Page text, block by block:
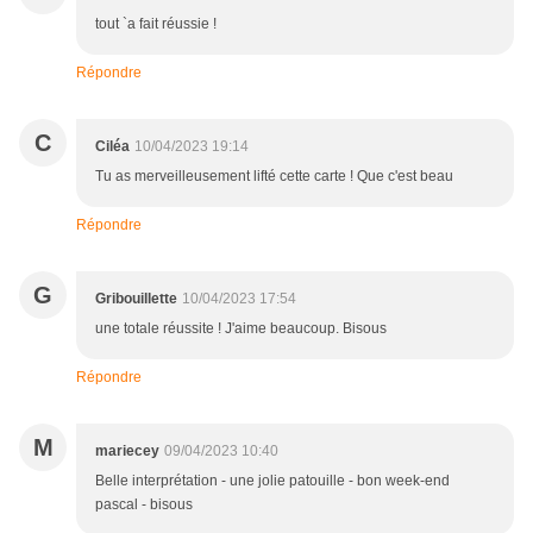
tout `a fait réussie !
Répondre
C Ciléa 10/04/2023 19:14
Tu as merveilleusement lifté cette carte ! Que c'est beau
Répondre
G Gribouillette 10/04/2023 17:54
une totale réussite ! J'aime beaucoup. Bisous
Répondre
M mariecey 09/04/2023 10:40
Belle interprétation - une jolie patouille - bon week-end
pascal - bisous